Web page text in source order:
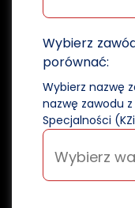
Wybierz
porównać:
Wybierz nazwę
nazwę zawodu
Specjalności